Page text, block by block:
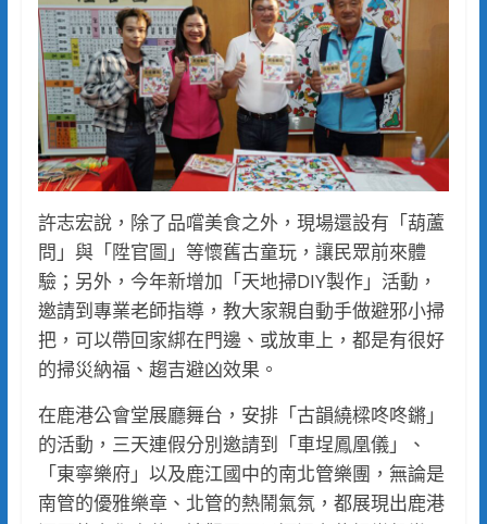
許志宏說，除了品嚐美食之外，現場還設有「葫蘆
問」與「陞官圖」等懷舊古童玩，讓民眾前來體
驗；另外，今年新增加「天地掃DIY製作」活動，
邀請到專業老師指導，教大家親自動手做避邪小掃
把，可以帶回家綁在門邊、或放車上，都是有很好
的掃災納福、趨吉避凶效果。
在鹿港公會堂展廳舞台，安排「古韻繞樑咚咚鏘」
的活動，三天連假分別邀請到「車埕鳳凰儀」、
「東寧樂府」以及鹿江國中的南北管樂團，無論是
南管的優雅樂章、北管的熱鬧氣氛，都展現出鹿港